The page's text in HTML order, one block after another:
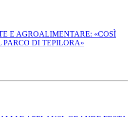
E AGROALIMENTARE: «COSÌ
PARCO DI TEPILORA»